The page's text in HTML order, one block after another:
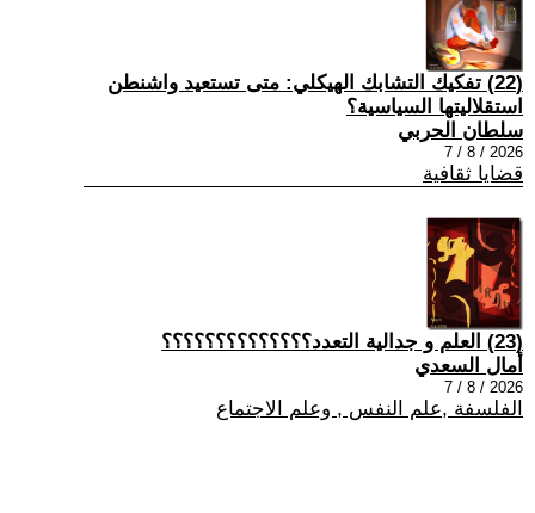
(22) تفكيك التشابك الهيكلي: متى تستعيد واشنطن
استقلاليتها السياسية؟
سلطان الحربي
2026 / 8 / 7
قضايا ثقافية
(23) العلم و جدالية التعدد؟؟؟؟؟؟؟؟؟؟؟؟؟؟
أمال السعدي
2026 / 8 / 7
الفلسفة ,علم النفس , وعلم الاجتماع